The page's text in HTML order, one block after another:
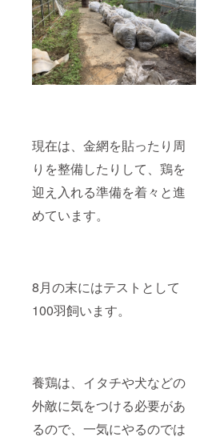
現在は、金網を貼ったり周
りを整備したりして、鶏を
迎え入れる準備を着々と進
めています。
8月の末にはテストとして
100羽飼います。
養鶏は、イタチや犬などの
外敵に気をつける必要があ
るので、一気にやるのでは